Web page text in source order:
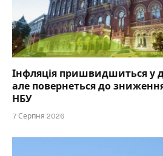
Інфляція пришвидшиться у
але повернеться до
НБУ
7 Серпня 2026